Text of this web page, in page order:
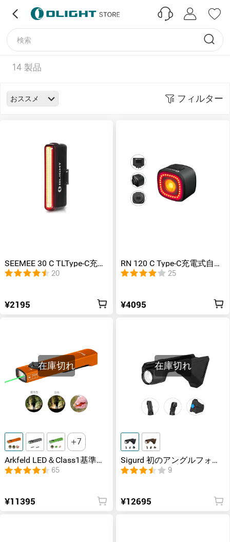
14 製品
おススメ フィルター
SEEMEE 30 C TLType-C充電
式自転車テールライト
20
¥2195
RN 120 C Type-C充電式自転
車テールライト
25
¥4095
在庫切れ
7
Arkfeld LED＆Class1基準の
レーザー搭載65
¥11395
在庫切れ
Sigurd 初のアングルフォア
グリップランプ
9
¥12695